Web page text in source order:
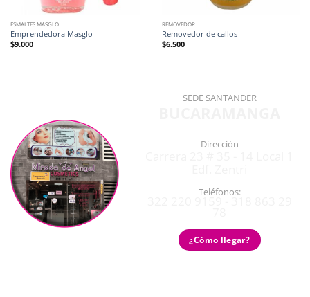
ESMALTES MASGLO
Emprendedora Masglo
$9.000
REMOVEDOR
Removedor de callos
$6.500
SEDE SANTANDER
Dirección
Teléfonos:
¿Cómo llegar?